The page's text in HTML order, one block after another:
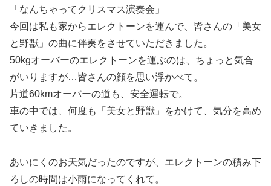
「なんちゃってクリスマス演奏会」
今回は私も家からエレクトーンを運んで、皆さんの「美女
と野獣」の曲に伴奏をさせていただきました。
50kgオーバーのエレクトーンを運ぶのは、ちょっと気合
がいりますが…皆さんの顔を思い浮かべて。
片道60kmオーバーの道も、安全運転で。
車の中では、何度も「美女と野獣」をかけて、気分を高め
ていきました。
あいにくのお天気だったのですが、エレクトーンの積み下
ろしの時間は小雨になってくれて。